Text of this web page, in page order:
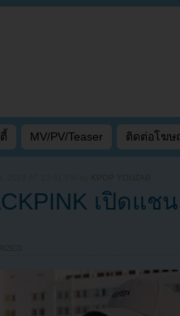
MV/PV/Teaser ติดต่อโฆษ
KPOP YOUZAB
เปิดแช